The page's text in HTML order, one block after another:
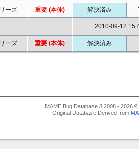
ーズ 重要 (本体) 解決済み
2010-09-12
ーズ 重要 (本体) 解決済み
MAME Bug Database J 2008 - 2026
Original Database Derived from